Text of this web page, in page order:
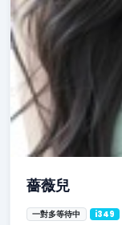
薔薇兒
一對多等待中 i349